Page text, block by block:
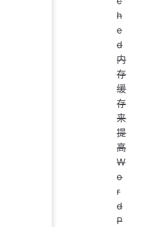
h
e
d
内
存
缓
存
来
提
高
W
o
r
d
P